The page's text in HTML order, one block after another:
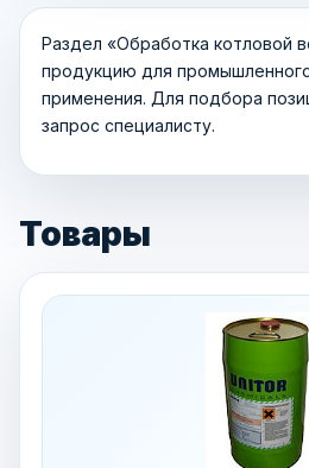
Раздел «Обработка котловой
продукцию для
применения. Для подбора
запрос специалисту.
Товары